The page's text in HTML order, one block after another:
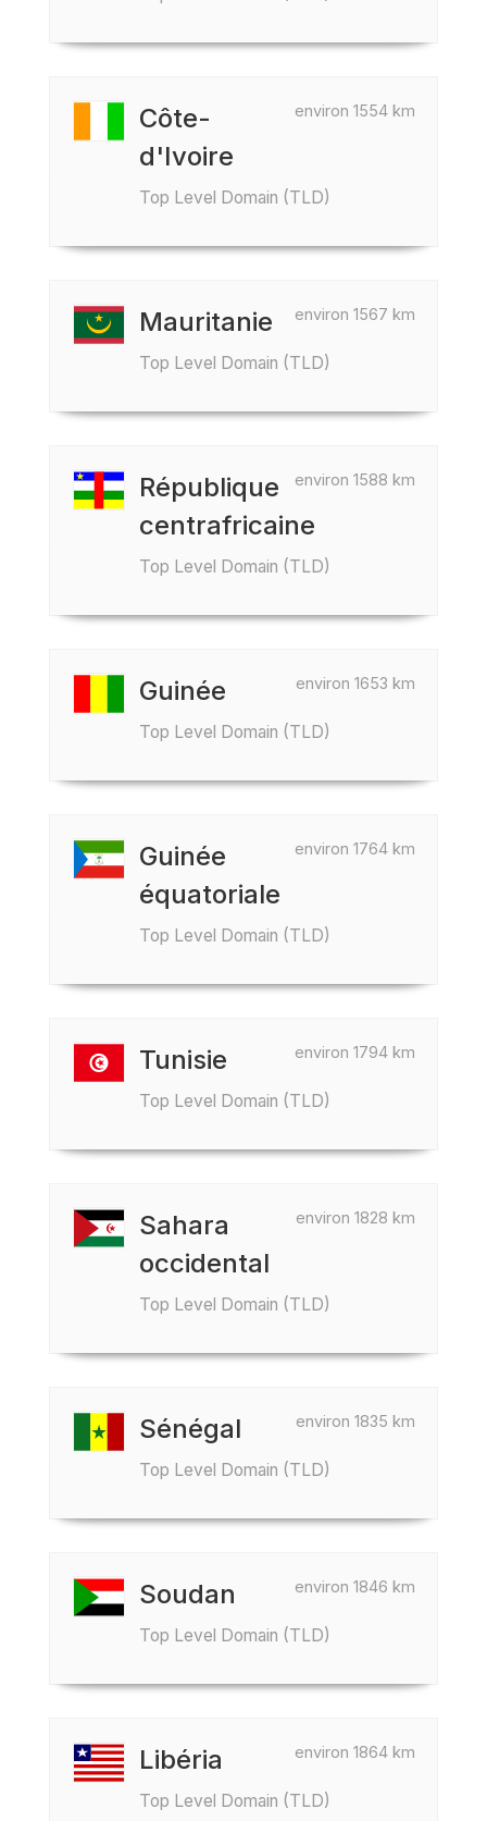
environ 1554 km
Côte-
d'Ivoire
Top Level Domain (TLD)
environ 1567 km
Mauritanie
Top Level Domain (TLD)
environ 1588 km
République
centrafricaine
Top Level Domain (TLD)
environ 1653 km
Guinée
Top Level Domain (TLD)
environ 1764 km
Guinée
équatoriale
Top Level Domain (TLD)
environ 1794 km
Tunisie
Top Level Domain (TLD)
environ 1828 km
Sahara
occidental
Top Level Domain (TLD)
environ 1835 km
Sénégal
Top Level Domain (TLD)
environ 1846 km
Soudan
Top Level Domain (TLD)
environ 1864 km
Libéria
Top Level Domain (TLD)